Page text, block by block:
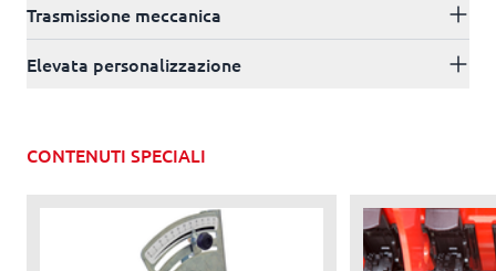
Trasmissione meccanica
Elevata personalizzazione
CONTENUTI SPECIALI